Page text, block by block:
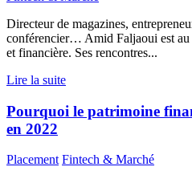
Directeur de magazines,
conférencier… Amid Faljaoui est
et financière. Ses rencontres...
Lire la suite
Pourquoi le patrimoine
en 2022
Placement Fintech & Marché